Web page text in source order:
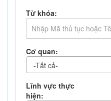
Từ khóa:
Cơ quan:
-Tất cả-
Lĩnh vực thực
hiện: